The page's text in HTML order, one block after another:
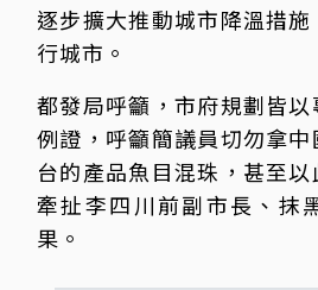
逐步擴大推動城市降溫措
行城市。
都發局呼籲，市府規劃皆
例證，呼籲簡議員切勿拿
台的產品魚目混珠，甚至
牽扯李四川前副市長、抹
果。